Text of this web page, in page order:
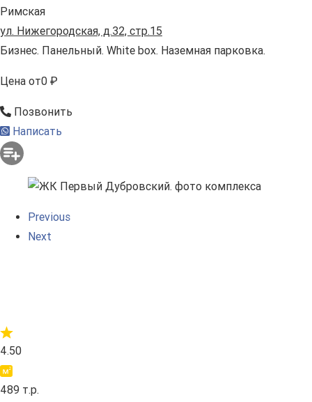
Римская
ул. Нижегородская, д.32, стр.15
Бизнес. Панельный. White box. Наземная парковка.
Цена от0 ₽
Позвонить
Написать
Previous
Next
4.50
489 т.р.